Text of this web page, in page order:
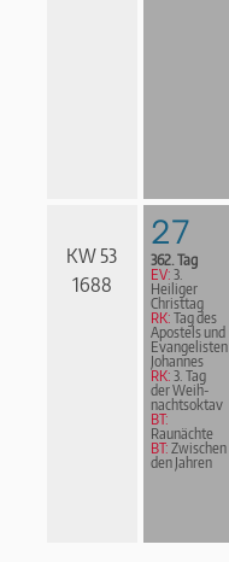
KW 53
1688
27
362. Tag
EV: 3.
Heiliger
Christtag
RK: Tag des
Apostels und
Evangelisten
Johannes
RK: 3. Tag
der Weih­
nachts­ok­tav
BT:
Raunächte
BT: Zwischen
den Jahren